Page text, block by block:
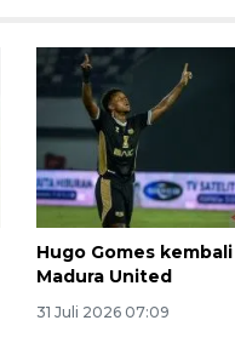
Hugo Gomes
Madura United
31 Juli 2026 07:09